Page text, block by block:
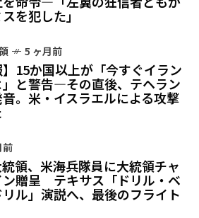
を犯した」
5 ヶ月前
】15か国以上が「今すぐイラン
」と警告—その直後、テヘラン
。米・イスラエルによる攻撃
前
統領、米海兵隊員に大統領チャ
ン贈呈 テキサス「ドリル・ベ
ル」演説へ、最後のフライト